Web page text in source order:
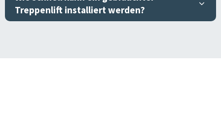
Treppenlift installiert werden?